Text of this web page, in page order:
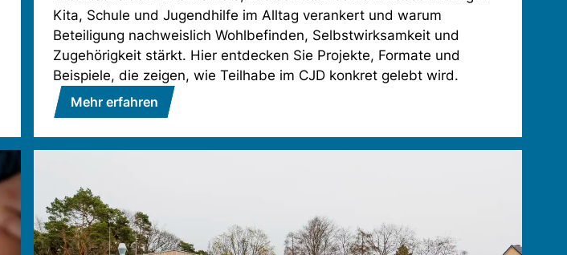
Kita, Schule und Jugendhilfe im Alltag verankert und warum
Beteiligung nachweislich Wohlbefinden, Selbstwirksamkeit und
Zugehörigkeit stärkt. Hier entdecken Sie Projekte, Formate und
Beispiele, die zeigen, wie Teilhabe im CJD konkret gelebt wird.
Mehr erfahren